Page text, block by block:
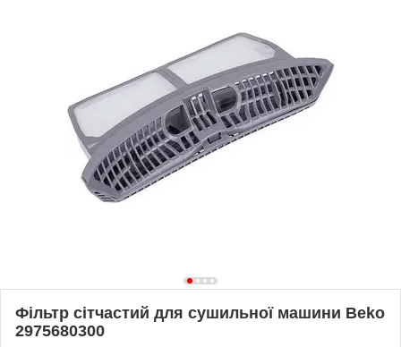
Фільтр сітчастий для сушильної машини Beko
2975680300